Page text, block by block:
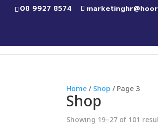
08 9927 8574
Home/ Shop / Page 3
Shop
Showing 19–27 of 101